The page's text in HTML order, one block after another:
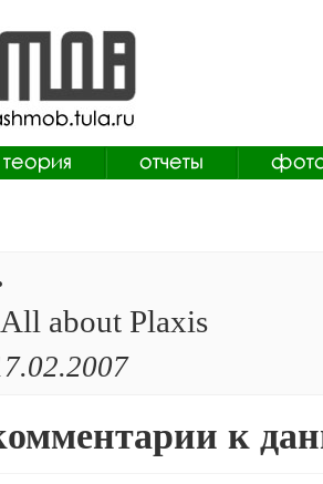
about Plaxis
к